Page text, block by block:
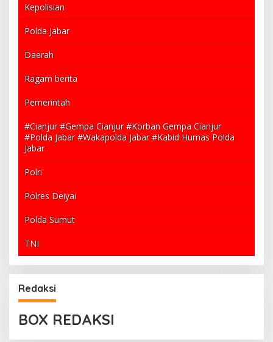
Kepolisian
Polda Jabar
Daerah
Ragam berita
Pemerintah
#Cianjur #Gempa Cianjur #Korban Gempa Cianjur
#Polda Jabar #Wakapolda Jabar #Kabid Humas Polda
Jabar
Polri
Polres Deiyai
Polda Sumut
TNI
Redaksi
BOX REDAKSI